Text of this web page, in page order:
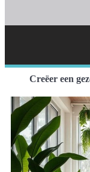
Creëer een